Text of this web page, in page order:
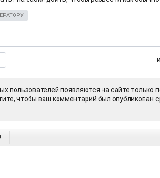
пользователей появляются на сайте только
чтобы ваш комментарий был опубликован